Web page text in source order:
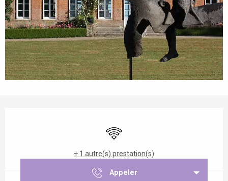
WiFi
+ 1 autre(s) prestation(s)
Appeler